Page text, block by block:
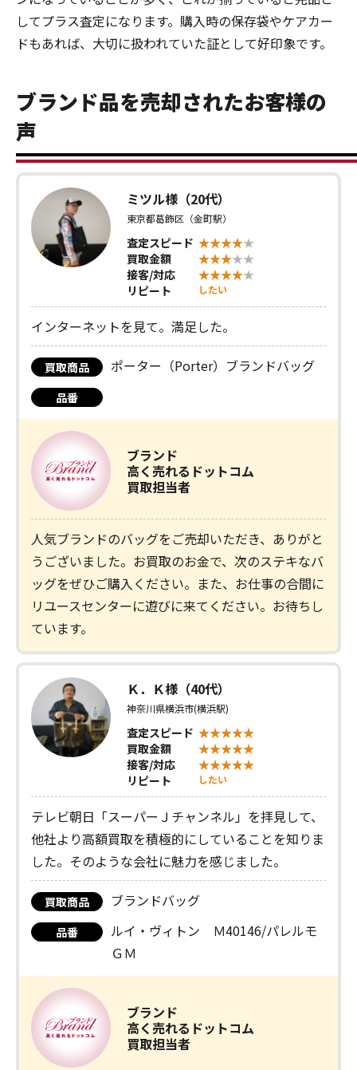
してプラス査定になります。購入時の保存袋やケアカー
ドもあれば、大切に扱われていた証として好印象です。
ブランド品を売却されたお客様の
声
ミツル様（20代）
東京都葛飾区（金町駅）
査定スピード
買取金額
接客/対応
リピート
したい
インターネットを見て。満足した。
買取商品 ポーター（Porter）ブランドバッグ
品番
ブランド
高く売れるドットコム
買取担当者
人気ブランドのバッグをご売却いただき、ありがと
うございました。お買取のお金で、次のステキなバ
ッグをぜひご購入ください。また、お仕事の合間に
リユースセンターに遊びに来てください。お待ちし
ています。
Ｋ．Ｋ様（40代）
神奈川県横浜市(横浜駅)
査定スピード
買取金額
接客/対応
リピート
したい
テレビ朝日「スーパーＪチャンネル」を拝見して、
他社より高額買取を積極的にしていることを知りま
した。そのような会社に魅力を感じました。
買取商品 ブランドバッグ
品番
ルイ・ヴィトン Ｍ40146/パレルモ
ＧＭ
ブランド
高く売れるドットコム
買取担当者